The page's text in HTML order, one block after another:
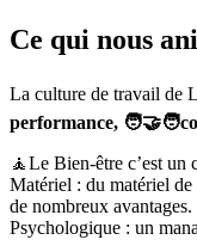
Ce qui nous
La culture de travail de
performance,
🧘Le Bien-être c’est un
Matériel : du matériel de
de nombreux avantages.
Psychologique : un